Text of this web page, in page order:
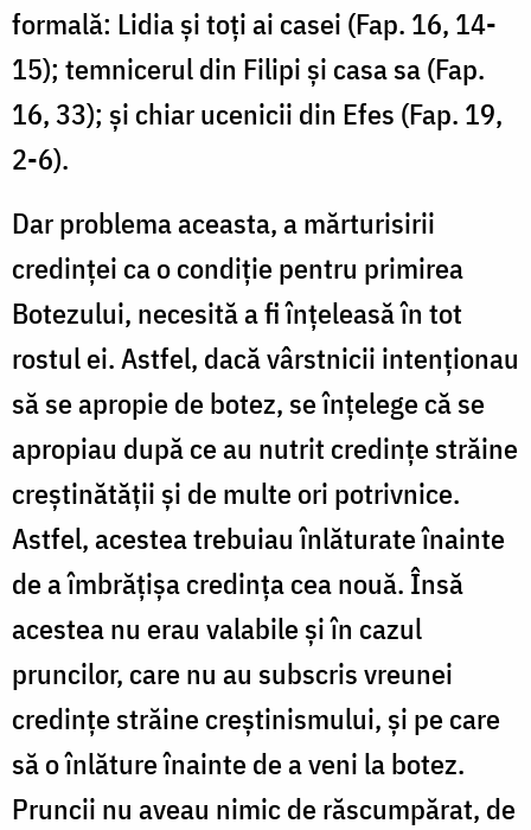
formală: Lidia și toți ai casei (Fap. 16, 14-
15); temnicerul din Filipi și casa sa (Fap.
16, 33); și chiar ucenicii din Efes (Fap. 19,
2-6).
Dar problema aceasta, a mărturisirii
credinței ca o condiție pentru primirea
Botezului, necesită a fi înțeleasă în tot
rostul ei. Astfel, dacă vârstnicii intenționau
să se apropie de botez, se înțelege că se
apropiau după ce au nutrit credințe străine
creștinătății și de multe ori potrivnice.
Astfel, acestea trebuiau înlăturate înainte
de a îmbrățișa credința cea nouă. Însă
acestea nu erau valabile și în cazul
pruncilor, care nu au subscris vreunei
credințe străine creștinismului, și pe care
să o înlăture înainte de a veni la botez.
Pruncii nu aveau nimic de răscumpărat, de